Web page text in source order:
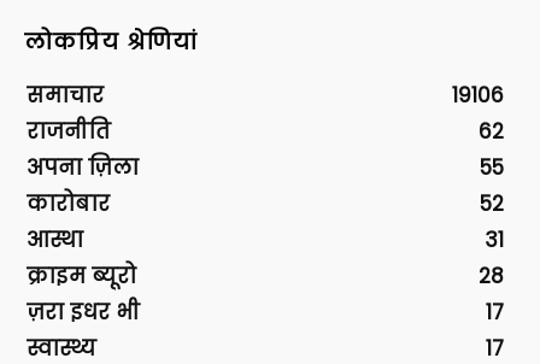
लोकप्रिय श्रेणियां
समाचार
19106
राजनीति
62
अपना ज़िला
55
कारोबार
52
आस्था
31
क्राइम ब्यूरो
28
ज़रा इधर भी
17
स्वास्थ्य
17